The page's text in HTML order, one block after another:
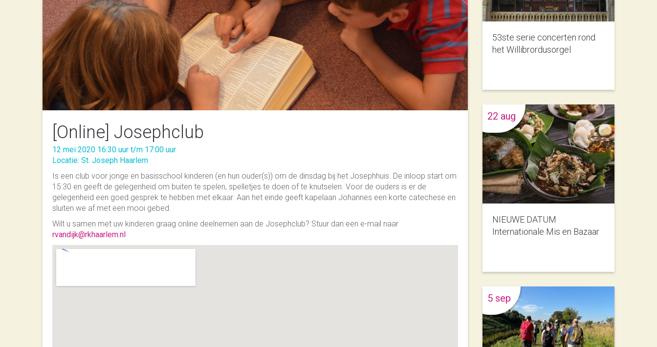
[Online] Josephclub
12 mei 2020 16:30 uur t/m 17:00 uur
Locatie: St. Joseph Haarlem
Is een club voor jonge en basisschool kinderen (en hun ouder(s)) om de dinsdag bij het Josephhuis. De inloop start om
15:30 en geeft de gelegenheid om buiten te spelen, spelletjes te doen of te knutselen. Voor de ouders is er de
gelegenheid een goed gesprek te hebben met elkaar. Aan het einde geeft kapelaan Johannes een korte catechese en
sluiten we af met een mooi gebed.
Wilt u samen met uw kinderen graag online deelnemen aan de Josephclub? Stuur dan een e-mail naar
rvandijk@rkhaarlem.nl
53ste serie concerten rond
het Willibrordusorgel
NIEUWE DATUM
Internationale Mis en Bazaar
22 aug
5 sep